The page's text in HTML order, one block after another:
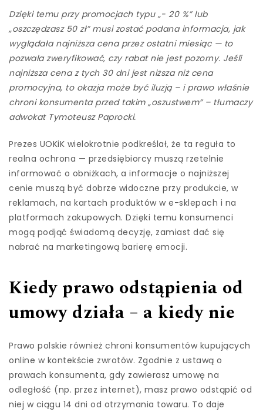
Dzięki temu przy promocjach typu „- 20 %” lub
„oszczędzasz 50 zł” musi zostać podana informacja, jak
wyglądała najniższa cena przez ostatni miesiąc — to
pozwala zweryfikować, czy rabat nie jest pozorny. Jeśli
najniższa cena z tych 30 dni jest niższa niż cena
promocyjna, to okazja może być iluzją – i prawo właśnie
chroni konsumenta przed takim „oszustwem” – tłumaczy
adwokat Tymoteusz Paprocki.
Prezes UOKiK wielokrotnie podkreślał, że ta reguła to
realna ochrona — przedsiębiorcy muszą rzetelnie
informować o obniżkach, a informacje o najniższej
cenie muszą być dobrze widoczne przy produkcie, w
reklamach, na kartach produktów w e-sklepach i na
platformach zakupowych. Dzięki temu konsumenci
mogą podjąć świadomą decyzję, zamiast dać się
nabrać na marketingową barierę emocji.
Kiedy prawo odstąpienia od
umowy działa – a kiedy nie
Prawo polskie również chroni konsumentów kupujących
online w kontekście zwrotów. Zgodnie z ustawą o
prawach konsumenta, gdy zawierasz umowę na
odległość (np. przez internet), masz prawo odstąpić od
niej w ciągu 14 dni od otrzymania towaru. To daje